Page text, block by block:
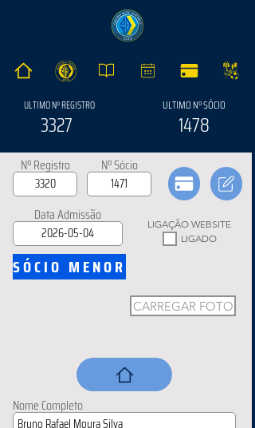
ULTIMO Nº REGISTRO
3327
ULTIMO Nº SÓCIO
1478
Nº Registro Nº Sócio
Data Admissão
LIGAÇÃO WEBSITE
LIGADO
SÓCIO MENOR
CARREGAR FOTO
Nome Completo